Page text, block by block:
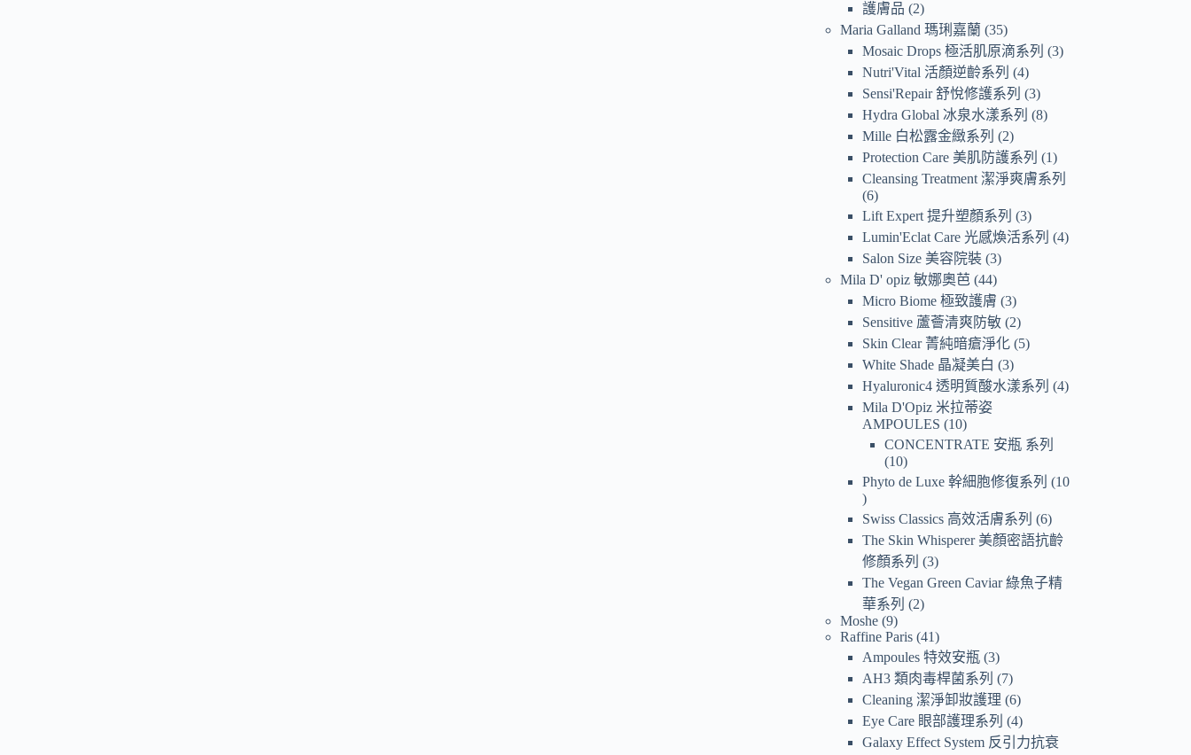
護膚品
2
Maria Galland 瑪琍嘉蘭 35
Mosaic Drops 極活肌原滴系列
3
Nutri'Vital 活顏逆齡系列
4
Sensi'Repair 舒悅修護系列
3
Hydra Global 冰泉水漾系列
8
Mille 白松露金緻系列
2
Protection Care 美肌防護系列
1
Cleansing Treatment 潔淨爽膚系列
6
Lift Expert 提升塑顏系列
3
Lumin'Eclat Care 光感煥活系列
4
Salon Size 美容院裝 3
Mila D' opiz 敏娜奧芭 44
Micro Biome 極致護膚 3
Sensitive 蘆薈清爽防敏 2
Skin Clear 菁純暗瘡淨化 5
White Shade 晶凝美白
3
Hyaluronic4 透明質酸水漾系列
4
Mila D'Opiz 米拉蒂姿
AMPOULES
10
CONCENTRATE 安瓶 系列
10
Phyto de Luxe 幹細胞修復系列
10
Swiss Classics 高效活膚系列
6
The Skin Whisperer 美顏密語抗齡
修顏系列
3
The Vegan Green Caviar 綠魚子精
華系列
2
Moshe 9
Raffine Paris 41
Ampoules 特效安瓶 3
AH3 類肉毒桿菌系列
7
Cleaning 潔淨卸妝護理 6
Eye Care 眼部護理系列
4
Galaxy Effect System 反引力抗衰